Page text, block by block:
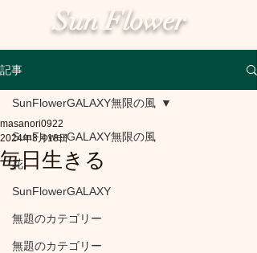
Sun Flower
記事
SunFlowerGALAXY無限の風
花
SunFlowerGALAXY
無題のカテゴリー
無題のカテゴリー
SunFlowerGALAXY無限の風
毎日生きる
masanori0922
2024年3月18日